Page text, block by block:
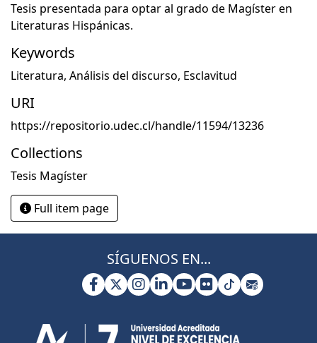
Tesis presentada para optar al grado de Magíster en
Literaturas Hispánicas.
Keywords
Literatura, Análisis del discurso, Esclavitud
URI
https://repositorio.udec.cl/handle/11594/13236
Collections
Tesis Magíster
Full item page
SÍGUENOS EN...